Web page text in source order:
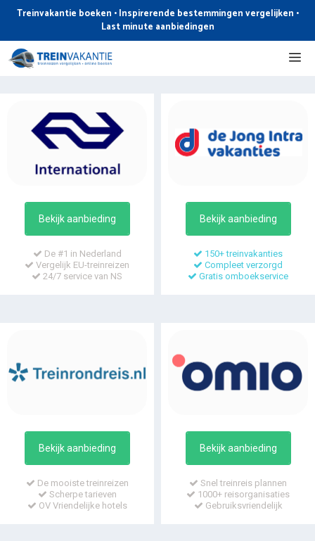
de
inhoud
Treinvakantie boeken • Inspirerende bestemmingen vergelijken •
Last minute aanbiedingen
Bekijk aanbieding
De #1 in Nederland
Vergelijk EU-treinreizen
24/7 service van NS
Bekijk aanbieding
150+ treinvakanties
Compleet verzorgd
Gratis omboekservice
Bekijk aanbieding
De mooiste treinreizen
Scherpe tarieven
OV Vriendelijke hotels
Bekijk aanbieding
Snel treinreis plannen
1000+ reisorganisaties
Gebruiksvriendelijk